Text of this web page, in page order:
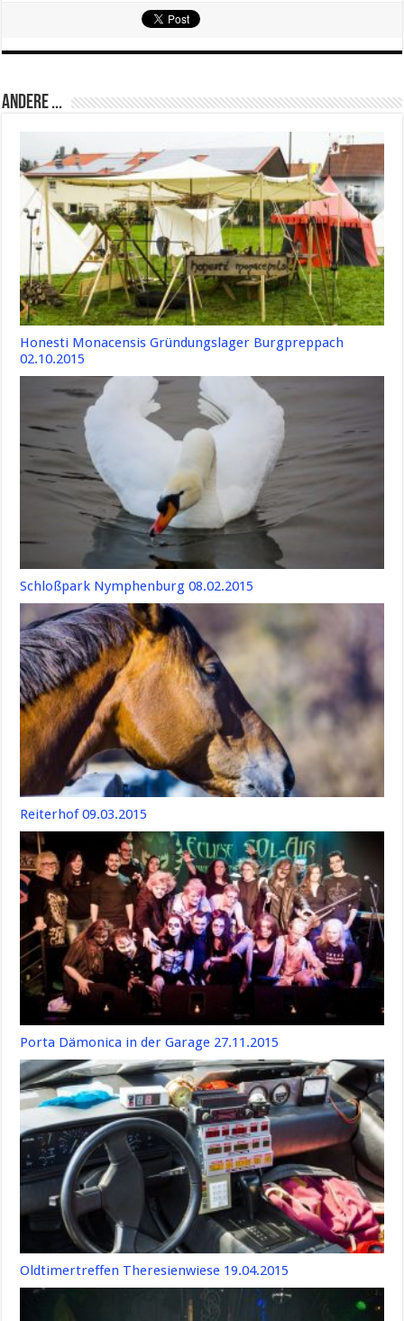
Andere ...
Honesti Monacensis Gründungslager Burgpreppach
02.10.2015
Schloßpark Nymphenburg 08.02.2015
Reiterhof 09.03.2015
Porta Dämonica in der Garage 27.11.2015
Oldtimertreffen Theresienwiese 19.04.2015